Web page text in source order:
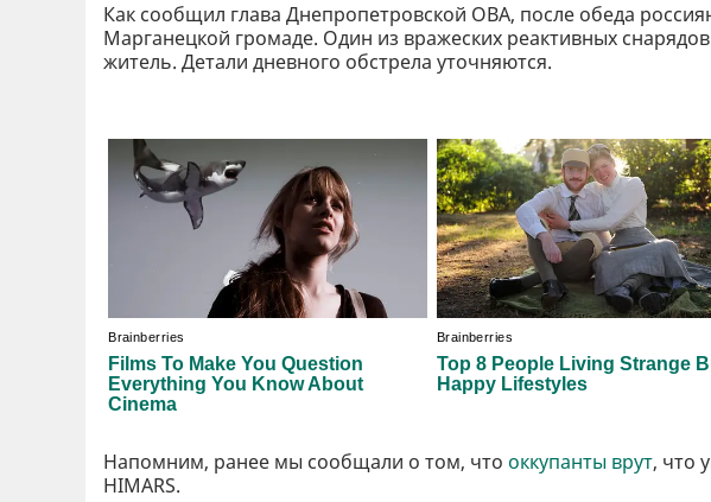
Как сообщил глава Днепропетровской ОВА, после обеда
Марганецкой громаде. Один из вражеских реактивных
житель. Детали дневного обстрела уточняются.
Напомним, ранее мы сообщали о том, что оккупанты врут, что
HIMARS.